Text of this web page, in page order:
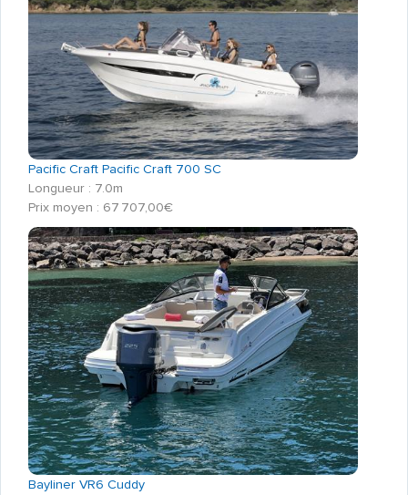
Pacific Craft Pacific Craft 700 SC
Longueur : 7.0m
Prix moyen : 67 707,00€
Bayliner VR6 Cuddy